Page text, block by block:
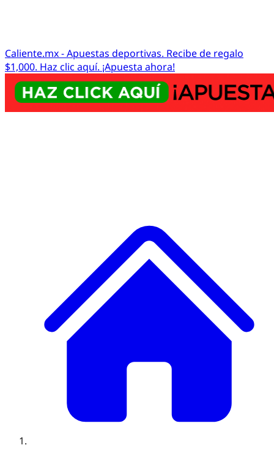
Caliente.mx - Apuestas deportivas. Recibe de regalo
$1,000. Haz clic aquí. ¡Apuesta ahora!